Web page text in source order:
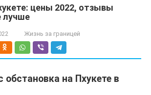
цены 2022, отзывы
лучше
Жизнь за границей
обстановка на Пхукете в